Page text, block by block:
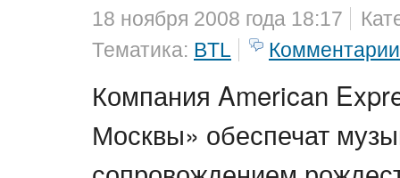
18 ноября 2008 года 18:17
Тематика: BTL Комментарии
Компания American
Москвы» обеспечат